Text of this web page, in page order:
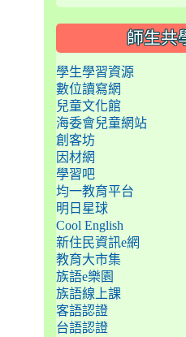
師生共
學生學習資源
數位讀寫網
兒童文化館
海委會兒童網站
創客坊
因材網
學習吧
均一教育平台
明日星球
Cool English
新住民資訊e網
教育大市集
族語e樂園
族語線上課
客語認證
台語認證